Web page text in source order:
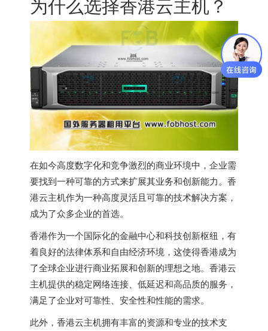
在如今高度数字化和竞争激烈的商业环境中，企业需
要找到一种可靠的方式来扩展其业务和创新能力。 香
港云主机作为一种高度灵活且可靠的技术解决方案，
成为了众多企业的首选。
香港作为一个国际化的金融中心和科技创新枢纽，有
着良好的法律体系和自由经济环境，这使得香港成为
了全球企业进行商业拓展和创新的理想之地。 香港云
主机提供的稳定网络连接、低延迟和高品质的服务，
满足了企业对可靠性、安全性和性能的需求。
此外， 香港云主机拥有丰富的资源和专业的技术支